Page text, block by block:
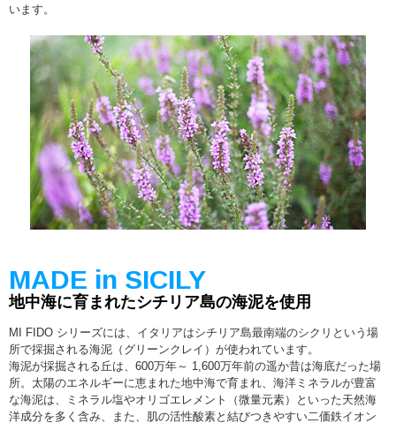
います。
MADE in SICILY
地中海に育まれたシチリア島の海泥を使用
MI FIDO シリーズには、イタリアはシチリア島最南端のシクリという場
所で採掘される海泥（グリーンクレイ）が使われています。
海泥が採掘される丘は、600万年～ 1,600万年前の遥か昔は海底だった場
所。太陽のエネルギーに恵まれた地中海で育まれ、海洋ミネラルが豊富
な海泥は、ミネラル塩やオリゴエレメント（微量元素）といった天然海
洋成分を多く含み、また、肌の活性酸素と結びつきやすい二価鉄イオン